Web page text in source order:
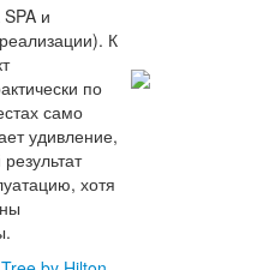
и
К
по
само
удивление,
хотя